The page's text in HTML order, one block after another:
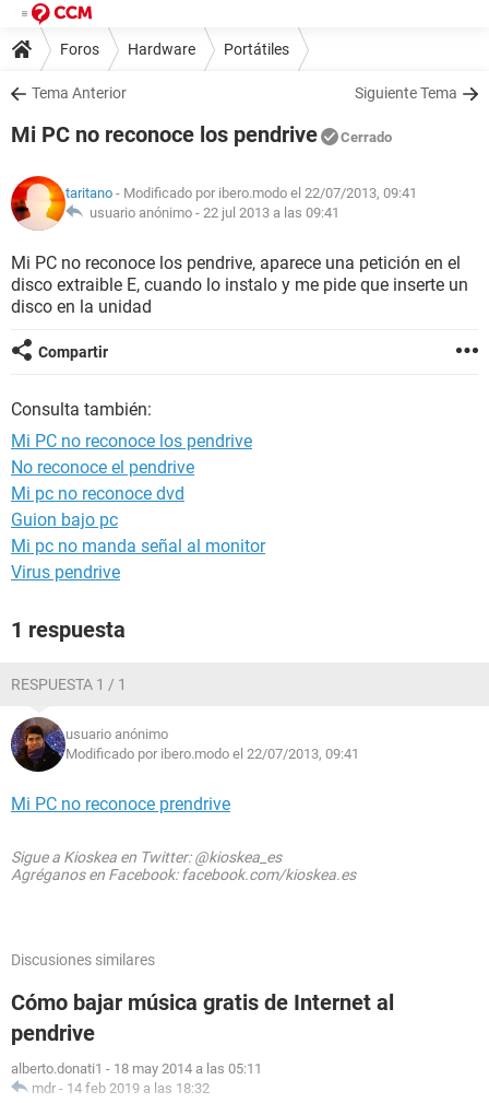
Foros Hardware Portátiles
Tema Anterior Siguiente Tema
Mi PC no reconoce los pendrive Cerrado
taritano - Modificado por ibero.modo el 22/07/2013, 09:41
usuario anónimo - 22 jul 2013 a las 09:41
Mi PC no reconoce los pendrive, aparece una petición en el
disco extraible E, cuando lo instalo y me pide que inserte un
disco en la unidad
Compartir
Consulta también:
Mi PC no reconoce los pendrive
No reconoce el pendrive
Mi pc no reconoce dvd
Guion bajo pc
Mi pc no manda señal al monitor
Virus pendrive
1 respuesta
RESPUESTA 1 / 1
usuario anónimo
Modificado por ibero.modo el 22/07/2013, 09:41
Mi PC no reconoce prendrive
Sigue a Kioskea en Twitter: @kioskea_es
Agréganos en Facebook: facebook.com/kioskea.es
Discusiones similares
Cómo bajar música gratis de Internet al
pendrive
alberto.donati1 - 18 may 2014 a las 05:11
mdr - 14 feb 2019 a las 18:32